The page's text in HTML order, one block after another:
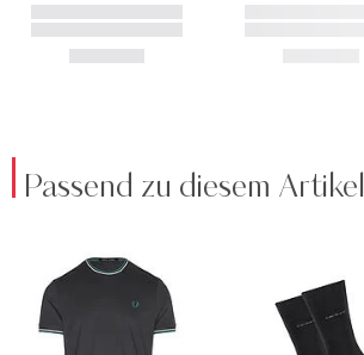
Passend zu diesem Artikel